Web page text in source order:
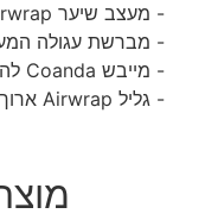
- מעצב שיער Dyson Airwrap
- מברשת עגולה
- מייבש Coanda להחלקת השיער
- גליל Airwrap ארוך בקוטר 30 מ"מ